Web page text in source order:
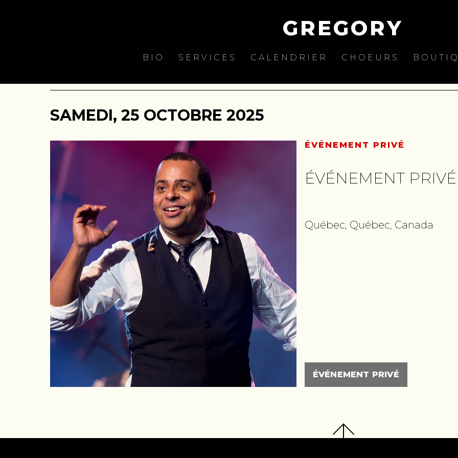
GREGORY
BIO SERVICES CALENDRIER CHOEURS
SAMEDI, 25 OCTOBRE 2025
ÉVÉNEMENT PRIVÉ
ÉVÉNEMENT PRIVÉ
Québec, Québec, Canada
ÉVÉNEMENT PRIVÉ